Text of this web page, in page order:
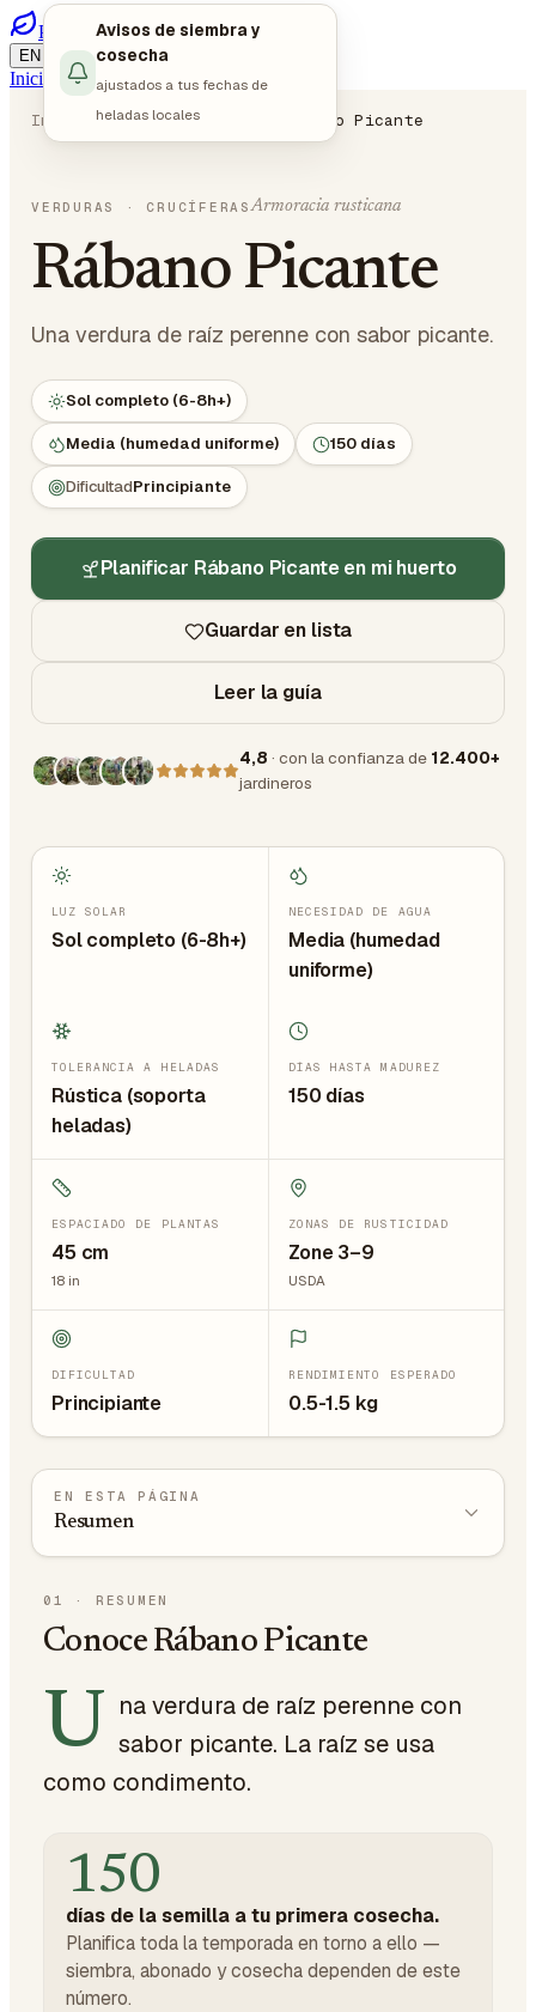
PlotMyGarden
EN DE / ES
Iniciar sesiónEmpezar a planificar
Inicio Plantas Verduras Rábano Picante
VERDURAS · CRUCÍFERASArmoracia rusticana
Rábano Picante
Una verdura de raíz perenne con sabor picante.
Sol completo (6-8h+)
Media (humedad uniforme) 150 días
DificultadPrincipiante
Planificar Rábano Picante en mi huerto
Guardar en lista
Leer la guía
4,8 · con la confianza de 12.400+
jardineros
Avisos de siembra y
cosecha
ajustados a tus fechas de
heladas locales
LUZ SOLAR
Sol completo (6-8h+)
NECESIDAD DE AGUA
Media (humedad
uniforme)
TOLERANCIA A HELADAS
Rústica (soporta
heladas)
DÍAS HASTA MADUREZ
150 días
ESPACIADO DE PLANTAS
45 cm
18 in
ZONAS DE RUSTICIDAD
Zone 3–9
USDA
DIFICULTAD
Principiante
RENDIMIENTO ESPERADO
0.5-1.5 kg
EN ESTA PÁGINA
Resumen
01 · RESUMEN
Conoce Rábano Picante
U
na verdura de raíz perenne con
sabor picante. La raíz se usa
como condimento.
150
días de la semilla a tu primera cosecha.
Planifica toda la temporada en torno a ello —
siembra, abonado y cosecha dependen de este
número.